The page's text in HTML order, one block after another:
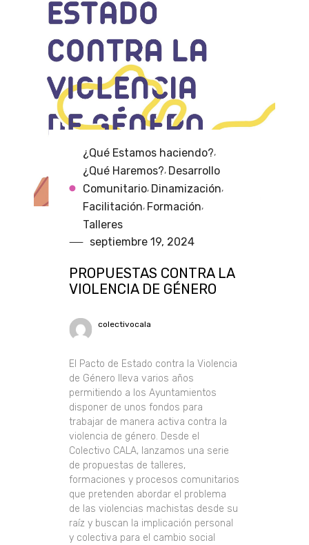
¿Qué Estamos haciendo?,
¿Qué Haremos?, Desarrollo
Comunitario, Dinamización,
Facilitación, Formación,
Talleres
septiembre 19, 2024
PROPUESTAS CONTRA LA
VIOLENCIA DE GÉNERO
colectivocala
El Pacto de Estado contra la Violencia
de Género lleva varios años
permitiendo a los Ayuntamientos
disponer de unos fondos para
trabajar de manera activa contra la
violencia de género. Desde el
Colectivo CALA, lanzamos una serie
de propuestas de talleres,
formaciones y procesos comunitarios
que pretenden abordar el problema
de las violencias machistas desde su
raíz y buscan la implicación personal
y colectiva para el cambio social